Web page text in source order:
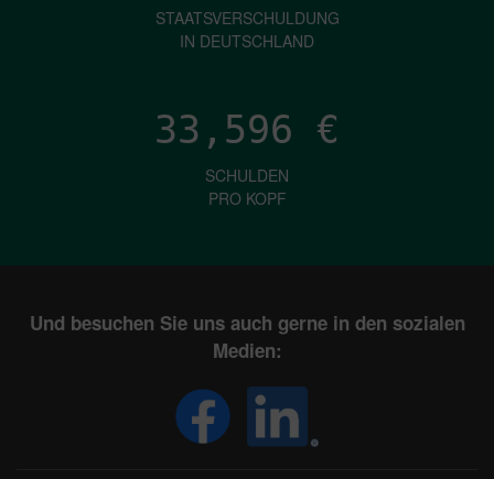
STAATSVERSCHULDUNG
IN DEUTSCHLAND
33,596 €
SCHULDEN
PRO KOPF
Und besuchen Sie uns auch gerne in den sozialen
Medien: